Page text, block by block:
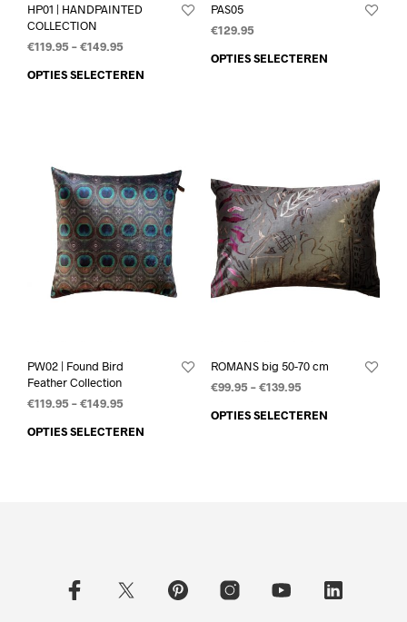
HP01 | HANDPAINTED
COLLECTION
€119.95–€149.95
OPTIES SELECTEREN
PAS05
€129.95
OPTIES SELECTEREN
PW02 | Found Bird
Feather Collection
€119.95–€149.95
OPTIES SELECTEREN
ROMANS big 50-70 cm
€99.95–€139.95
OPTIES SELECTEREN